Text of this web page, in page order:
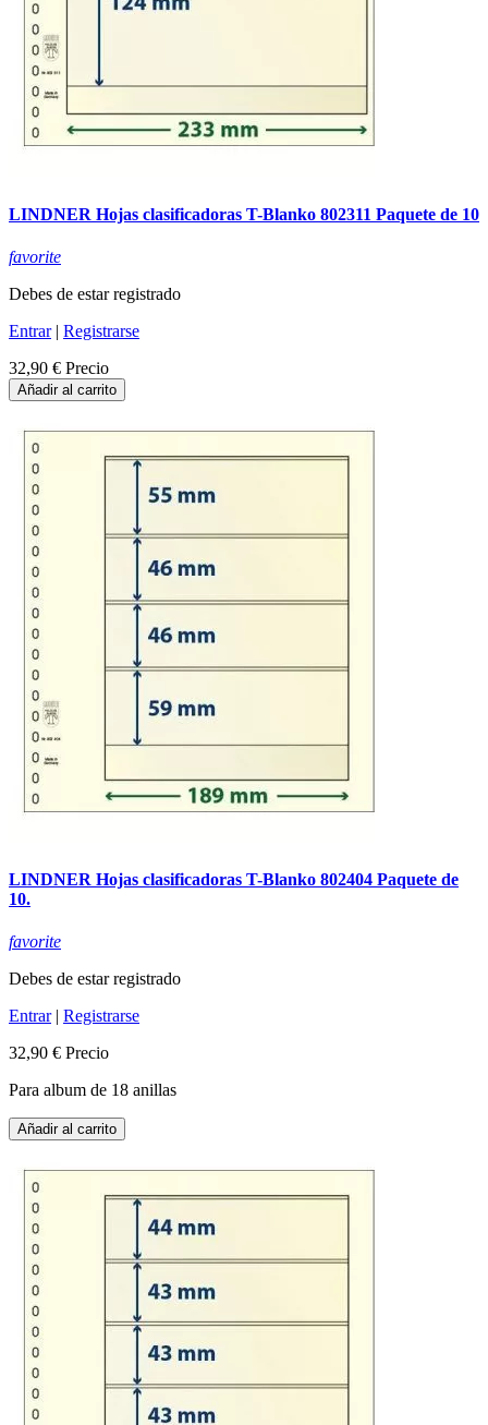
LINDNER Hojas clasificadoras T-Blanko 802311 Paquete de 10
favorite
Debes de estar registrado
Entrar| Registrarse
32,90 € Precio
Añadir al carrito
LINDNER Hojas clasificadoras T-Blanko 802404 Paquete de
10.
favorite
Debes de estar registrado
Entrar| Registrarse
32,90 € Precio
Para album de 18 anillas
Añadir al carrito